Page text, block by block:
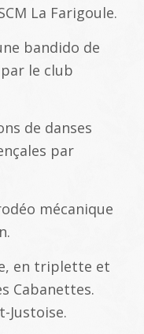
La Farigoule.
bandido de
le club
de danses
par
mécanique
en triplette et
Cabanettes.
Justoise.